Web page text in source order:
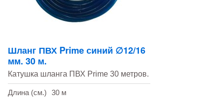
Шланг ПВХ Prime синий ∅12/16
мм. 30 м.
Катушка шланга ПВХ Prime 30 метров.
Длина (см.) 30 м